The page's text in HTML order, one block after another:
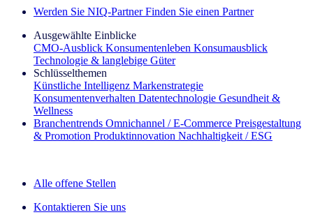
Werden Sie NIQ-Partner Finden Sie einen Partner
Ausgewählte Einblicke
CMO‑Ausblick Konsumentenleben Konsumausblick
Technologie & langlebige Güter
Schlüsselthemen
Künstliche Intelligenz Markenstrategie
Konsumentenverhalten Datentechnologie Gesundheit &
Wellness
Branchentrends Omnichannel / E‑Commerce Preisgestaltung
& Promotion Produktinnovation Nachhaltigkeit / ESG
Alle offene Stellen
Kontaktieren Sie uns